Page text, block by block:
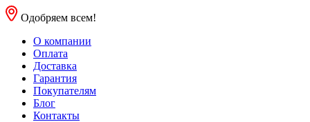
Одобряем всем!
О компании
Оплата
Доставка
Гарантия
Покупателям
Блог
Контакты